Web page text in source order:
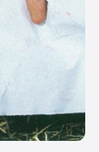
です。